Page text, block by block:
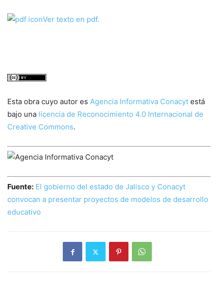
Ver texto en pdf.
Esta obra cuyo autor es Agencia Informativa Conacyt está
bajo una licencia de Reconocimiento 4.0 Internacional de
Creative Commons.
Fuente: El gobierno del estado de Jalisco y Conacyt
convocan a presentar proyectos de modelos de desarrollo
educativo